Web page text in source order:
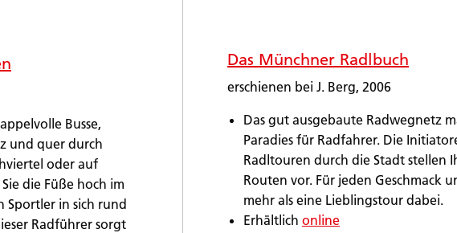
Busse,
und quer durch
oder auf
die Füße hoch im
Sportler in sich rund
Radführer sorgt
Das Münchner Radlbuch
erschienen bei J. Berg, 2006
Das gut ausgebaute Radwegnetz
Paradies für Radfahrer. Die
Radltouren durch die Stadt stellen
Routen vor. Für jeden Geschmack
mehr als eine Lieblingstour dabei.
Erhältlich online